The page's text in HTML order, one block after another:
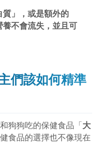
質」，或是額外的
養不會流失，並且可
們該如何精準
狗狗吃的保健食品「 大
食品的選擇也不像現在